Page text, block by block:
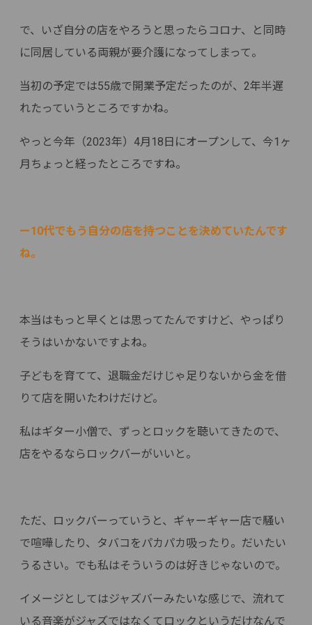
で、いざ自分の店をやろうと思ったらコロナ、と同時
に同居している両親が要介護になってしまって。
当初の予定では55歳で開業予定だったのが、2年半遅
れたっていうところですかね。
やっと今年（2023年）4月18日にオープンして、今1ヶ
月ちょっと経ったところですね。
ー10代でもう自分の店を持つことを決めていたんです
ね。
本当はもっと早くとは思ってたんですけど、やっぱり
そうはいかないですよね。
子どもを育てて、退職金だけじゃ足りないから金を借
りて店を開いたわけだけど。
私はギター小僧で、ずっとロックを聴いてきたので、
店をやるならロックバーがいいと。
ただ、ロックバーっていうと、ギャーギャー店で騒い
で喧嘩したり、タバコをパカパカ吸ったり。だいたい
うるさい。でも私はそういうのは好きじゃないので。
イメージとしてはジャズバーみたいな感じで、流れて
いる音楽がジャズではなくてロックというだけなんで